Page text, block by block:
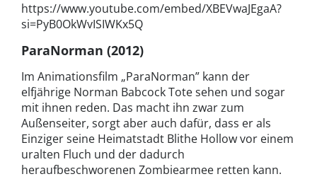
https://www.youtube.com/embed/XBEVwaJEgaA?
si=PyB0OkWvISIWKx5Q
ParaNorman (2012)
Im Animationsfilm „ParaNorman” kann der
elfjährige Norman Babcock Tote sehen und sogar
mit ihnen reden. Das macht ihn zwar zum
Außenseiter, sorgt aber auch dafür, dass er als
Einziger seine Heimatstadt Blithe Hollow vor einem
uralten Fluch und der dadurch
heraufbeschworenen Zombiearmee retten kann.